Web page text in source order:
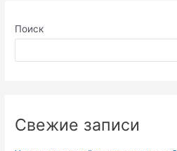
Поиск
Свежие записи